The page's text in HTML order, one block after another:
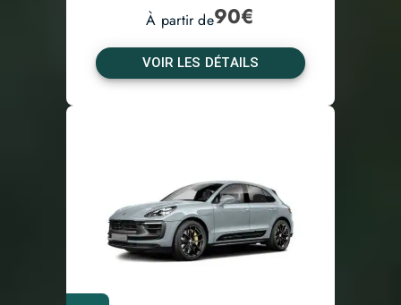
À partir de €
90
VOIR LES DÉTAILS